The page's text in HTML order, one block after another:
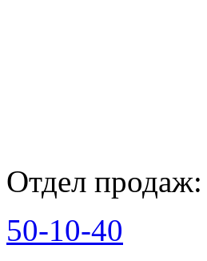
Отдел продаж:
50-10-40